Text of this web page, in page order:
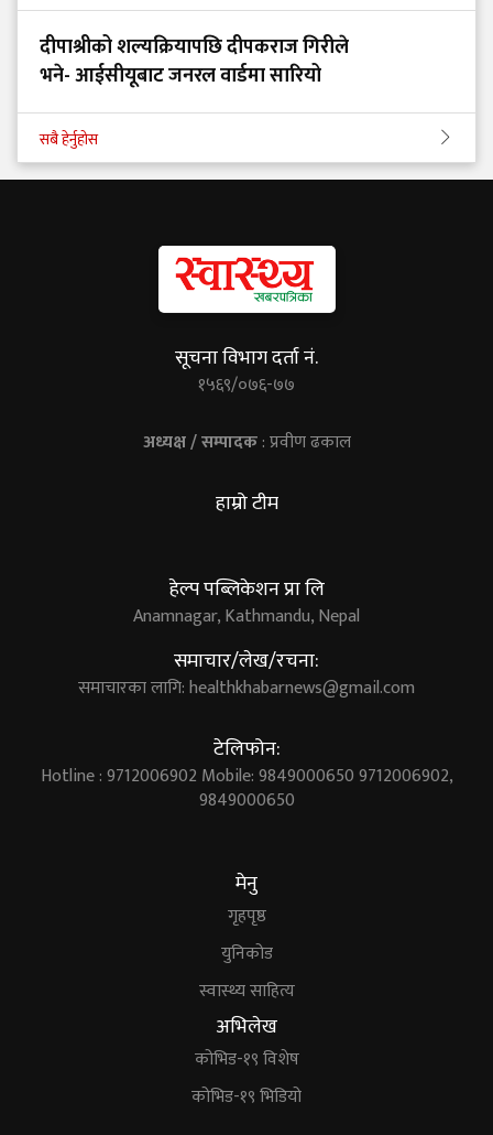
दीपाश्रीको शल्यक्रियापछि दीपकराज गिरीले
भने- आईसीयूबाट जनरल वार्डमा सारियो
सबै हेर्नुहोस
सूचना विभाग दर्ता नं.
१५६९/०७६-७७
अध्यक्ष / सम्पादक: प्रवीण ढकाल
हाम्रो टीम
हेल्प पब्लिकेशन प्रा लि
Anamnagar, Kathmandu, Nepal
समाचार/लेख/रचना:
समाचारका लागि:healthkhabarnews@gmail.com
टेलिफोन:
Hotline : 9712006902 Mobile: 9849000650 9712006902,
9849000650
मेनु
गृहपृष्ठ
युनिकोड
स्वास्थ्य साहित्य
अभिलेख
कोभिड-१९ विशेष
कोभिड-१९ भिडियो